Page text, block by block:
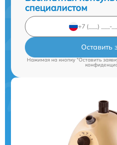
специалистом
Оставить
Нажимая на кнопку "Оставить